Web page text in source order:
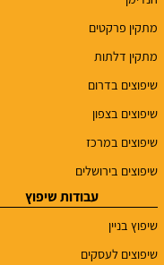
מתקין פרקטים
מתקין דלתות
שיפוצים בדרום
שיפוצים בצפון
שיפוצים במרכז
שיפוצים בירושלים
עבודות שיפוץ
שיפוץ בניין
שיפוצים לעסקים